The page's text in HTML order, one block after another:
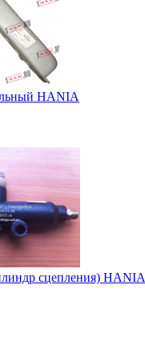
HANIA
сцепления) HANIA